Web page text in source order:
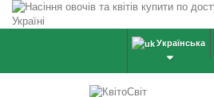
Українська